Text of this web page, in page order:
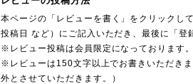
本ページの「レビューを書く」をクリックし
投稿日 など）にご記入いただき、最後に「登
※レビュー投稿は会員限定になっております
※レビューは150文字以上でお書きいただき
外とさせていただきます。）